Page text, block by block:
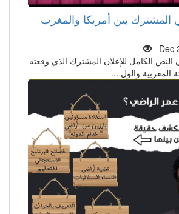
المشترك بين أمريكا والمغرب
الكامل للإعلان المشترك الذي وقعته
المغربية والول ...